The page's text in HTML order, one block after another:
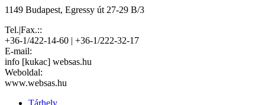
1149 Budapest, Egressy út 27-29 B/3
Tel.|Fax.::
+36-1/422-14-60 | +36-1/222-32-17
E-mail:
info [kukac] websas.hu
Weboldal:
www.websas.hu
Tárhely